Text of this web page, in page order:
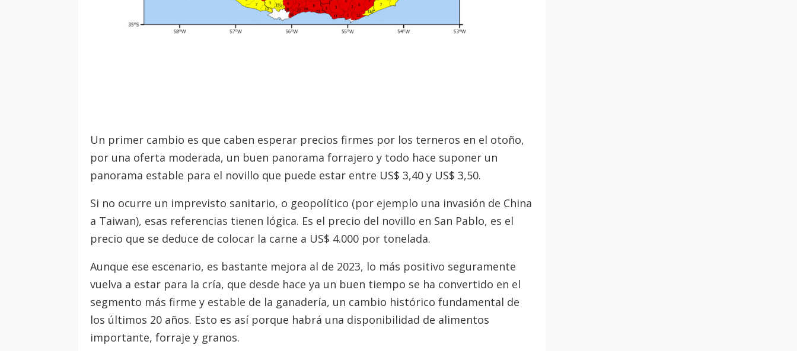
Un primer cambio es que caben esperar precios firmes por los terneros en el otoño,
por una oferta moderada, un buen panorama forrajero y todo hace suponer un
panorama estable para el novillo que puede estar entre US$ 3,40 y US$ 3,50.
Si no ocurre un imprevisto sanitario, o geopolítico (por ejemplo una invasión de China
a Taiwan), esas referencias tienen lógica. Es el precio del novillo en San Pablo, es el
precio que se deduce de colocar la carne a US$ 4.000 por tonelada.
Aunque ese escenario, es bastante mejora al de 2023, lo más positivo seguramente
vuelva a estar para la cría, que desde hace ya un buen tiempo se ha convertido en el
segmento más firme y estable de la ganadería, un cambio histórico fundamental de
los últimos 20 años. Esto es así porque habrá una disponibilidad de alimentos
importante, forraje y granos.